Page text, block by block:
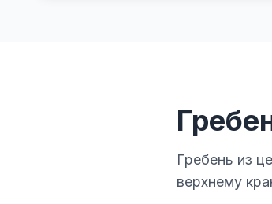
Гребень из
верхнему